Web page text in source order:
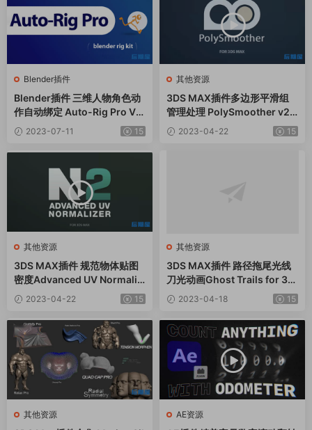
Blender插件
Blender插件 三维人物角色动
作自动绑定 Auto-Rig Pro V3.
68.44 + Quick Rig V1.26.16
2023-07-11 15
其他资源
3DS MAX插件多边形平滑组
管理处理 PolySmoother v2.
6.32023-04-22 15
其他资源
3DS MAX插件 规范物体贴图
密度Advanced UV Normaliz
er v2.4.9
2023-04-22 15
其他资源
3DS MAX插件 路径拖尾光线
刀光动画Ghost Trails for 3d
s Max 2010-2024
2023-04-18 15
其他资源 AE资源